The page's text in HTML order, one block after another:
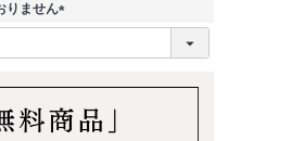
りません
(
)